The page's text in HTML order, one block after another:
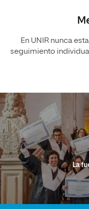
En UNIR nunca
seguimiento
La